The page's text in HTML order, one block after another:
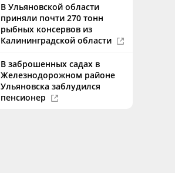
В Ульяновской области
приняли почти 270 тонн
рыбных консервов из
Калининградской области
В заброшенных садах в
Железнодорожном районе
Ульяновска заблудился
пенсионер